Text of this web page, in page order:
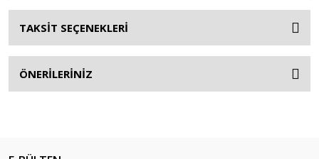
TAKSİT SEÇENEKLERİ
ÖNERİLERİNİZ